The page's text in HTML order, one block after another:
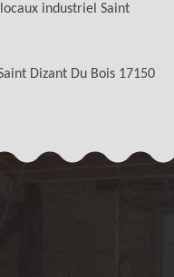
industriel Saint
Dizant Du Bois 17150